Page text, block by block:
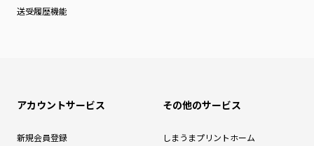
送受履歴機能
アカウントサービス
新規会員登録
その他のサービス
しまうまプリントホーム